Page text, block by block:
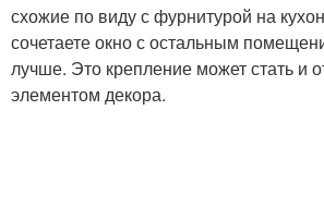
схожие по виду с фурнитурой на
сочетаете окно с остальным
лучше. Это крепление может стать и
элементом декора.